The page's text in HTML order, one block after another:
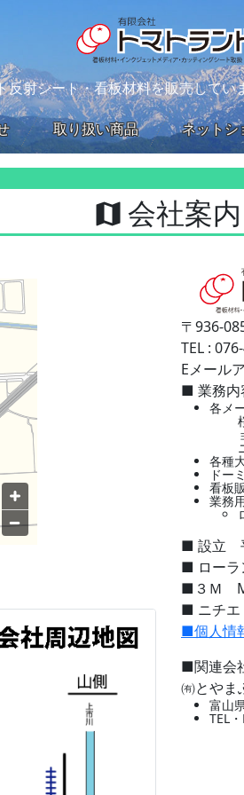
反射シート・看板材料を販売して
取り扱い商品 ネットシ
map 会社案内
〒936-
TEL :
Eメール
■ 業務内
各メ
各種
ドー
看板
業務
■ 設立
■ ローラ
■３Ｍ
■ ニチエ
■個人情
■関連会
㈲とやま
富山
TEL